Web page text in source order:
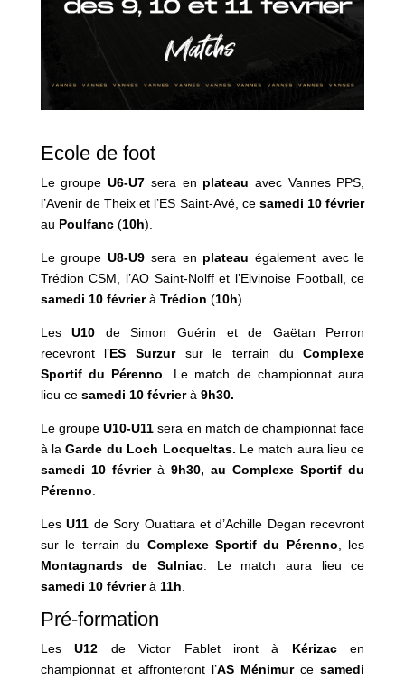
Ecole de foot
Le groupeU6-U7 sera en plateau avec Vannes PPS,
l’Avenir de Theix et l’ES Saint-Avé, ce samedi 10 février
au Poulfanc(10h).
Le groupeU8-U9 sera en plateau également avec le
Trédion CSM, l’AO Saint-Nolff et l’Elvinoise Football, ce
samedi 10 févrierà Trédion (10h).
LesU10 de Simon Guérin et de Gaëtan Perron
recevront l’ES Surzursur le terrain duComplexe
Sportif du Pérenno . Le match de championnat aura
lieu ce samedi 10 févrierà 9h30.
Le groupeU10-U11sera en match de championnat face
à laGarde du Loch Locqueltas. Le match aura lieu ce
samedi 10 févrierà9h30, au Complexe Sportif du
Pérenno
LesU11 de Sory Ouattara et d’Achille Degan recevront
sur le terrain du Complexe Sportif du Pérenno , les
Montagnards de Sulniac . Le match aura lieu ce
samedi 10 févrierà 11h
Pré-formation
LesU12 de Victor Fablet iront à Kérizacen
championnat et affronteront l’AS Ménimurcesamedi